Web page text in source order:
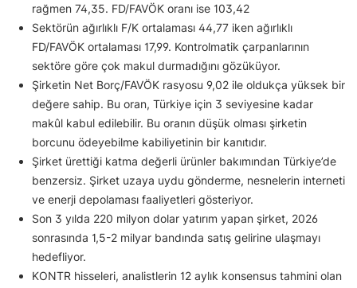
rağmen 74,35. FD/FAVÖK oranı ise 103,42
Sektörün ağırlıklı F/K ortalaması 44,77 iken ağırlıklı
FD/FAVÖK ortalaması 17,99. Kontrolmatik çarpanlarının
sektöre göre çok makul durmadığını gözüküyor.
Şirketin Net Borç/FAVÖK rasyosu 9,02 ile oldukça yüksek bir
değere sahip. Bu oran, Türkiye için 3 seviyesine kadar
makûl kabul edilebilir. Bu oranın düşük olması şirketin
borcunu ödeyebilme kabiliyetinin bir kanıtıdır.
Şirket ürettiği katma değerli ürünler bakımından Türkiye’de
benzersiz. Şirket uzaya uydu gönderme, nesnelerin interneti
ve enerji depolaması faaliyetleri gösteriyor.
Son 3 yılda 220 milyon dolar yatırım yapan şirket, 2026
sonrasında 1,5-2 milyar bandında satış gelirine ulaşmayı
hedefliyor.
KONTR hisseleri, analistlerin 12 aylık konsensus tahmini olan